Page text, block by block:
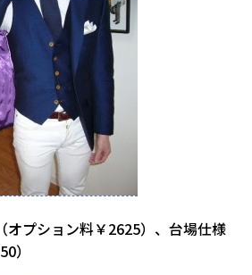
オプション料￥2625）、台場仕様
）